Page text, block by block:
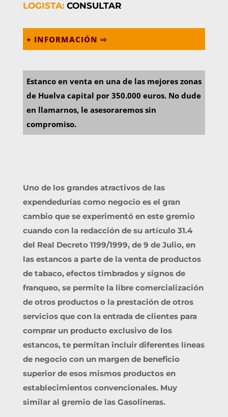
LOGISTA: CONSULTAR
+ INFORMACIÓN ⇨
Estanco en venta en una de las mejores zonas
de Huelva capital por 350.000 euros. No dude
en llamarnos, le asesoraremos sin
compromiso.
Uno de los grandes atractivos de las
expendedurías como negocio es el gran
cambio que se experimentó en este gremio
cuando con la redacción de su artículo 31.4
del Real Decreto 1199/1999, de 9 de Julio, en
las estancos a parte de la venta de productos
de tabaco, efectos timbrados y signos de
franqueo, se permite la libre comercialización
de otros productos o la prestación de otros
servicios que con la entrada de clientes para
comprar un producto exclusivo de los
estancos, te permitan incluir diferentes líneas
de negocio con un margen de beneficio
superior de esos mismos productos en
establecimientos convencionales. Muy
similar al gremio de las Gasolineras.